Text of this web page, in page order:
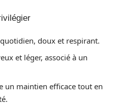
doux et respirant.
et léger, associé à un
un maintien efficace tout en